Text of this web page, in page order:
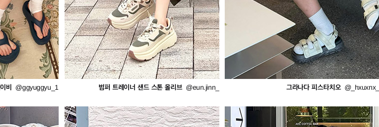
비 @ggyuggyu_1 범퍼 트레이너 샌드 스톤 올리브@eun.jinn_ 그라나다 피스타치오